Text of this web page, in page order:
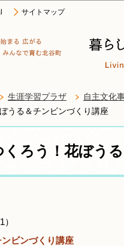
サイトマップ
生涯学習プラザ 自主文化
うる＆チンビンづくり講座
くろう！花ぼう
ビンづくり講座